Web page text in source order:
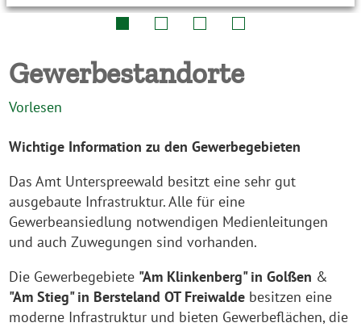
Gewerbestandorte
Vorlesen
Wichtige Information zu den Gewerbegebieten
Das Amt Unterspreewald besitzt eine sehr gut
ausgebaute Infrastruktur. Alle für eine
Gewerbeansiedlung notwendigen Medienleitungen
und auch Zuwegungen sind vorhanden.
Die Gewerbegebiete "Am Klinkenberg" in Golßen &
"Am Stieg" in Bersteland OT Freiwalde besitzen eine
moderne Infrastruktur und bieten Gewerbeflächen, die